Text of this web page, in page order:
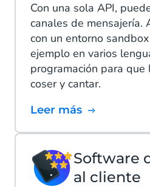
Con una sola API,
canales de mensajería.
con un entorno
ejemplo en varios
programación para que
coser y cantar.
Leer más
Software
al cliente